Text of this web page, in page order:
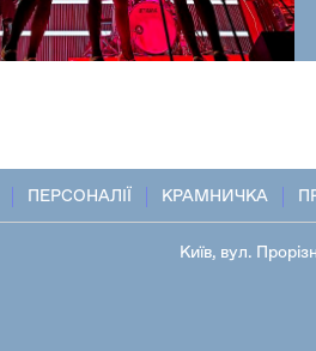
ПЕРСОНАЛІЇ КРАМНИЧКА
Київ, вул.